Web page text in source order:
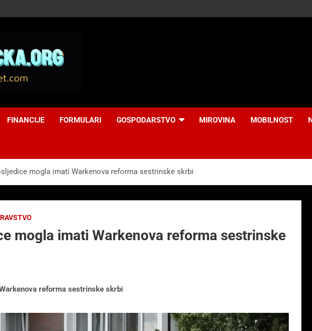
FINANCIJE FORMULARI GOSPODARSTVO MIROVINA MOBILNOST
mogla imati Warkenova reforma sestrinske skrbi
mogla imati Warkenova reforma sestrinske
reforma sestrinske skrbi